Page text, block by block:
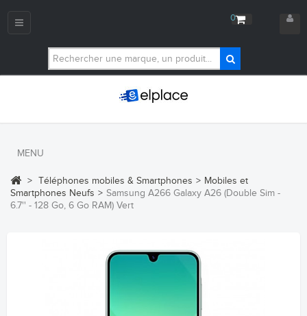
0
Navigation
MENU
> Téléphones mobiles & Smartphones > Mobiles et
Smartphones Neufs > Samsung A266 Galaxy A26 (Double Sim -
6.7'' - 128 Go, 6 Go RAM) Vert